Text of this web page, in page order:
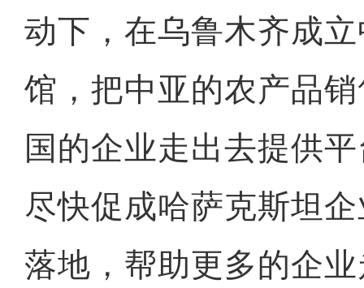
动下，在乌鲁木齐成
馆，把中亚的农产品
国的企业走出去提供
尽快促成哈萨克斯坦
落地，帮助更多的企